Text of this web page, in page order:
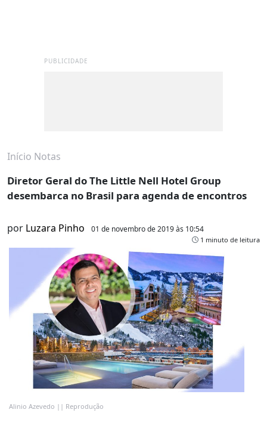
PUBLICIDADE
Início Notas
Diretor Geral do The Little Nell Hotel Group
desembarca no Brasil para agenda de encontros
por Luzara Pinho 01 de novembro de 2019 às 10:54
1 minuto de leitura
Alinio Azevedo || Reprodução